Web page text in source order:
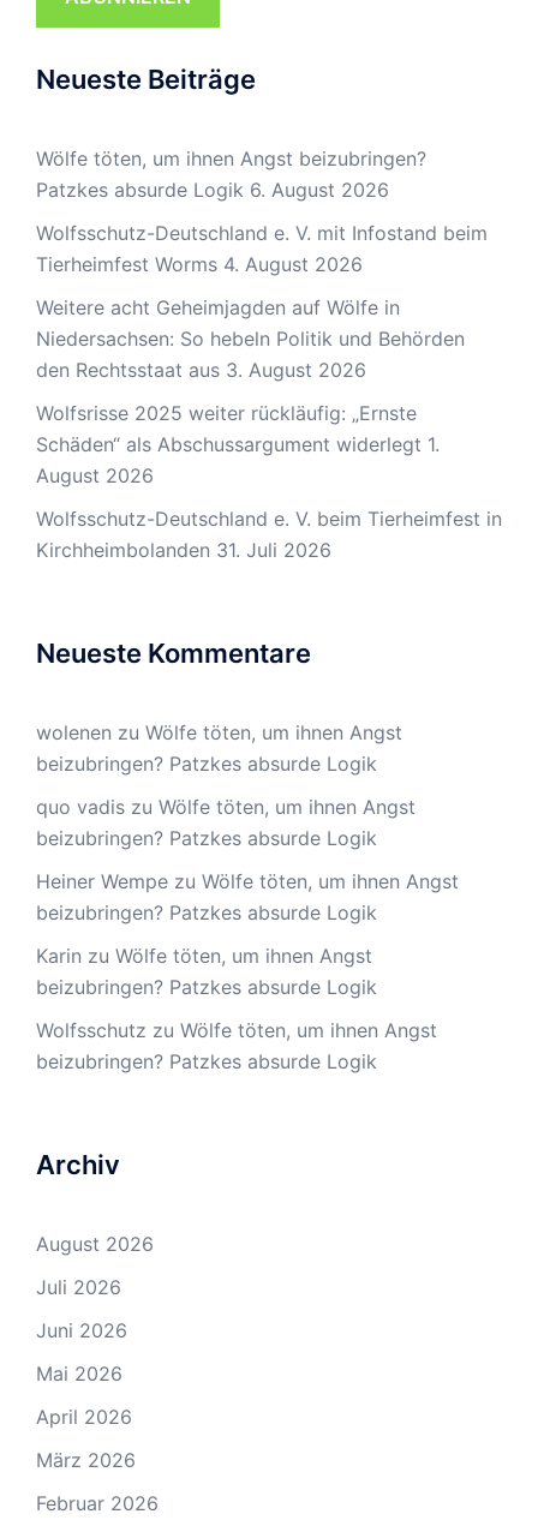
Neueste Beiträge
Wölfe töten, um ihnen Angst beizubringen?
Patzkes absurde Logik 6. August 2026
Wolfsschutz-Deutschland e. V. mit Infostand beim
Tierheimfest Worms 4. August 2026
Weitere acht Geheimjagden auf Wölfe in
Niedersachsen: So hebeln Politik und Behörden
den Rechtsstaat aus 3. August 2026
Wolfsrisse 2025 weiter rückläufig: „Ernste
Schäden“ als Abschussargument widerlegt 1.
August 2026
Wolfsschutz-Deutschland e. V. beim Tierheimfest in
Kirchheimbolanden 31. Juli 2026
Neueste Kommentare
wolenen zu Wölfe töten, um ihnen Angst
beizubringen? Patzkes absurde Logik
quo vadis zu Wölfe töten, um ihnen Angst
beizubringen? Patzkes absurde Logik
Heiner Wempe zu Wölfe töten, um ihnen Angst
beizubringen? Patzkes absurde Logik
Karin zu Wölfe töten, um ihnen Angst
beizubringen? Patzkes absurde Logik
Wolfsschutz zu Wölfe töten, um ihnen Angst
beizubringen? Patzkes absurde Logik
Archiv
August 2026
Juli 2026
Juni 2026
Mai 2026
April 2026
März 2026
Februar 2026